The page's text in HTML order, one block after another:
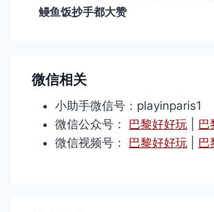
鳗鱼饭抄手都大赞
微信相关
小助手微信号：playinparis1
微信公众号： 巴黎好好玩
巴
微信视频号： 巴黎好好玩 巴